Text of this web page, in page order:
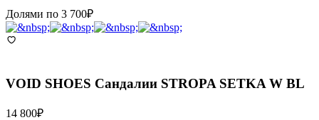
Долями по 3 700₽
VOID SHOES Сандалии STROPA SETKA W BL
14 800₽